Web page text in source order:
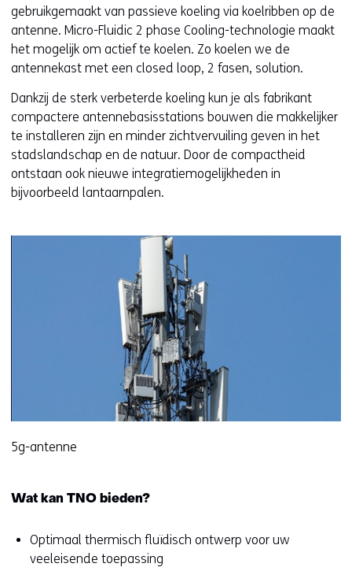
gebruikgemaakt van passieve koeling via koelribben op de
antenne. Micro-Fluidic 2 phase Cooling-technologie maakt
het mogelijk om actief te koelen. Zo koelen we de
antennekast met een closed loop, 2 fasen, solution.
Dankzij de sterk verbeterde koeling kun je als fabrikant
compactere antennebasisstations bouwen die makkelijker
te installeren zijn en minder zichtvervuiling geven in het
stadslandschap en de natuur. Door de compactheid
ontstaan ook nieuwe integratiemogelijkheden in
bijvoorbeeld lantaarnpalen.
5g-antenne
Wat kan TNO bieden?
Optimaal thermisch fluïdisch ontwerp voor uw
veeleisende toepassing